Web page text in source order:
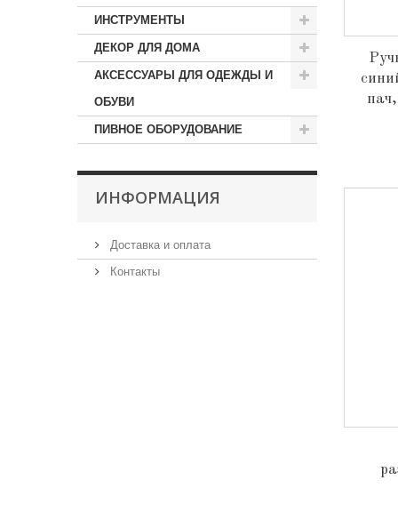
ИНСТРУМЕНТЫ
ДЕКОР ДЛЯ ДОМА
АКСЕССУАРЫ ДЛЯ ОДЕЖДЫ И
ОБУВИ
ПИВНОЕ ОБОРУДОВАНИЕ
ИНФОРМАЦИЯ
Доставка и оплата
Контакты